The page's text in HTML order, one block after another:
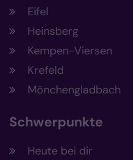
Eifel
Heinsberg
Kempen-Viersen
Krefeld
Mönchengladbach
Schwerpunkte
Heute bei dir